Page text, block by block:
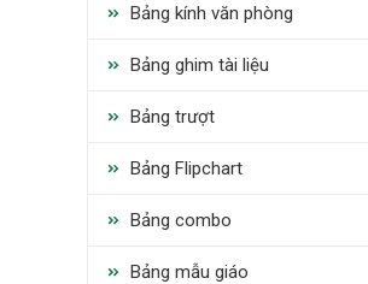
Bảng kính văn phòng
Bảng ghim tài liệu
Bảng trượt
Bảng Flipchart
Bảng combo
Bảng mẫu giáo